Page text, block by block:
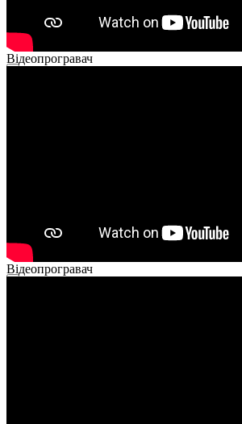
Відеопрогравач
Відеопрогравач